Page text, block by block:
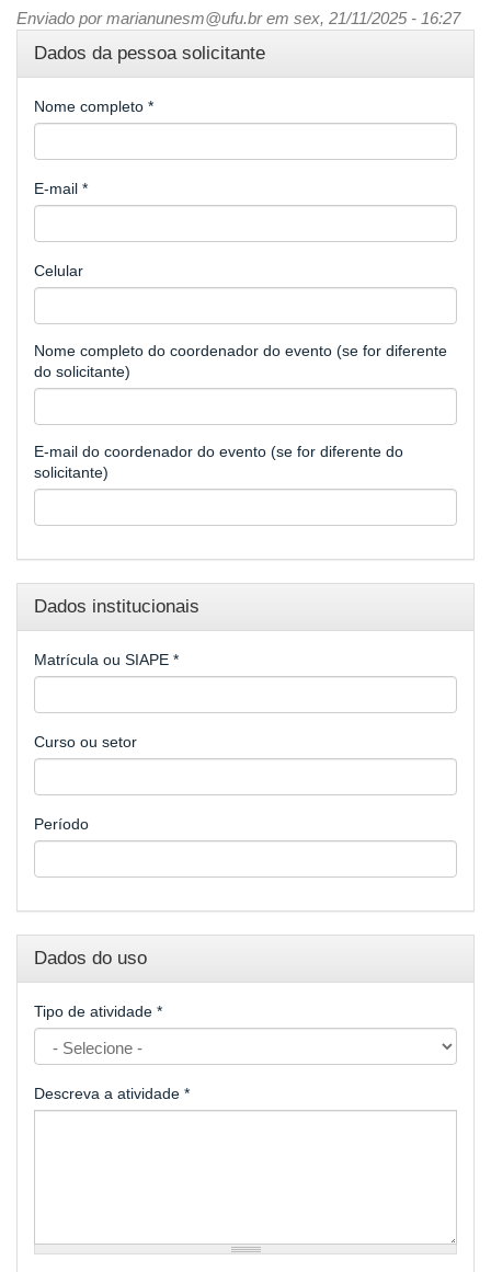
Enviado pormarianunesm@ufu.brem sex, 21/11/2025 - 16:27
Dados da pessoa solicitante
Nome completo *
E-mail *
Celular
Nome completo do coordenador do evento (se for diferente
do solicitante)
E-mail do coordenador do evento (se for diferente do
solicitante)
Dados institucionais
Matrícula ou SIAPE *
Curso ou setor
Período
Dados do uso
Tipo de atividade *
Descreva a atividade *